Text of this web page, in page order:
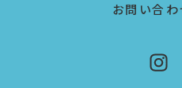
お問い合わ